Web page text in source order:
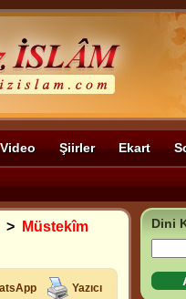
Video Şiirler Ekart
>
Müstekîm
Yazıcı
Dini